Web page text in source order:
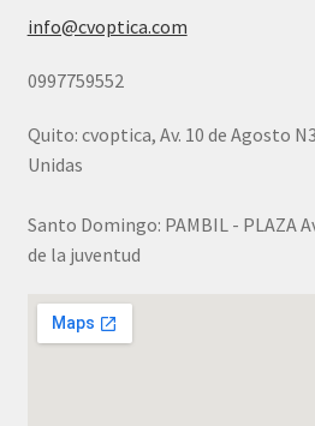
info@cvoptica.com
0997759552
Quito: cvoptica, Av. 10 de Agosto
Unidas
Santo Domingo: PAMBIL - PLAZA
de la juventud